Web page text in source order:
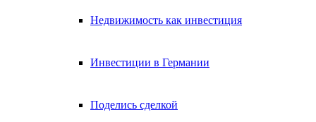
Недвижимость как инвестиция
Инвестиции в Германии
Поделись сделкой